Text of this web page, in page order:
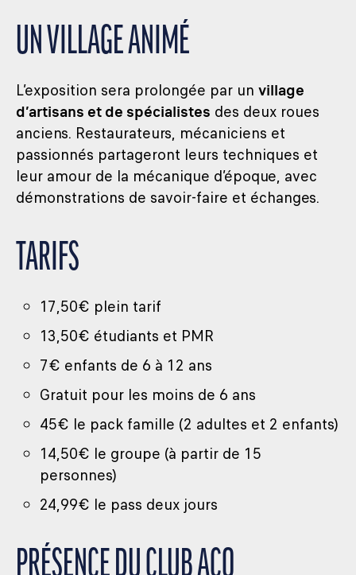
UN VILLAGE ANIMÉ
L’exposition sera prolongée par un village
d’artisans et de spécialistes des deux roues
anciens. Restaurateurs, mécaniciens et
passionnés partageront leurs techniques et
leur amour de la mécanique d’époque, avec
démonstrations de savoir-faire et échanges.
TARIFS
17,50€ plein tarif
13,50€ étudiants et PMR
7€ enfants de 6 à 12 ans
Gratuit pour les moins de 6 ans
45€ le pack famille (2 adultes et 2 enfants)
14,50€ le groupe (à partir de 15
personnes)
24,99€ le pass deux jours
PRÉSENCE DU CLUB ACO